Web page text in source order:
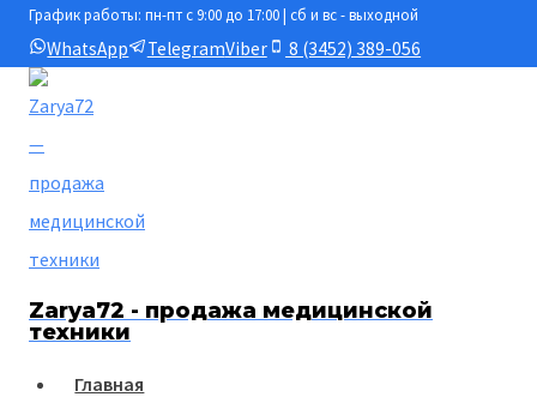
Перейти
содержимому
График работы: пн-пт с 9:00 до 17:00 | сб и вс - выходной
WhatsApp TelegramViber 8 (3452) 389-056
Zarya72 - продажа медицинской
техники
Главная